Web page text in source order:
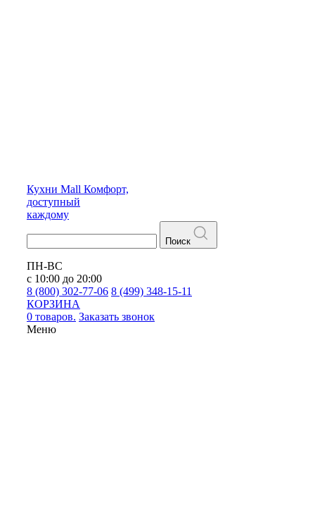
Кухни Mall Комфорт,
доступный
каждому
Поиск
ПН-ВС
с 10:00 до 20:00
8 (800) 302-77-06 8 (499) 348-15-11
КОРЗИНА
0 товаров. Заказать звонок
Меню